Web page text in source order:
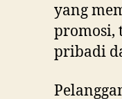
yang
promosi,
pribadi